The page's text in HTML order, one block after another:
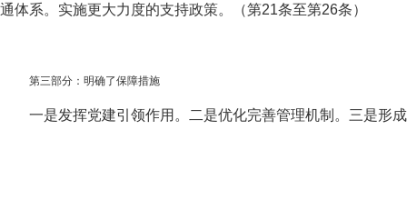
通体系。实施更大力度的支持政策。（第21条至第26条）
第三部分：明确了保障措施
一是发挥党建引领作用。二是优化完善管理机制。三是形